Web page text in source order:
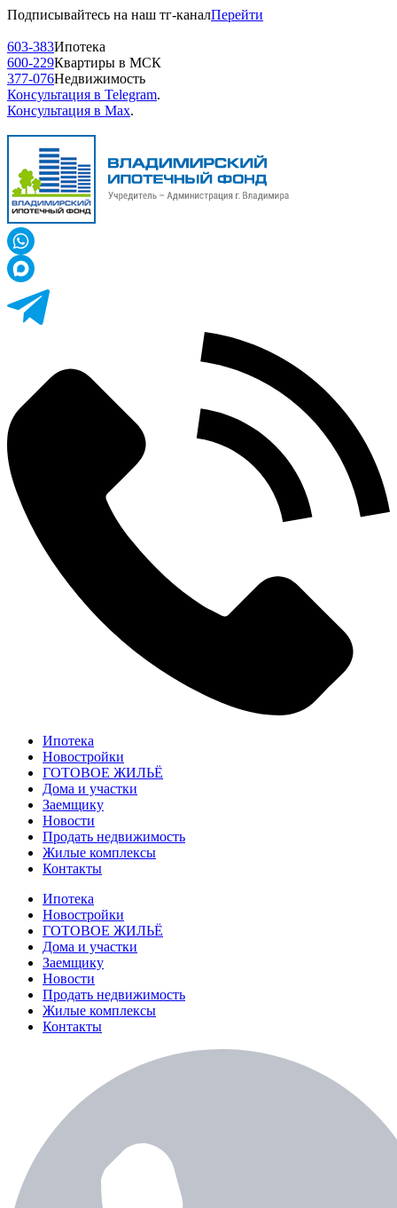
Подписывайтесь на наш тг-каналПерейти
603-383Ипотека
600-229Квартиры в МСК
377-076Недвижимость
Консультация в Telegram.
Консультация в Max.
Ипотека
Новостройки
ГОТОВОЕ ЖИЛЬЁ
Дома и участки
Заемщику
Новости
Продать недвижимость
Жилые комплексы
Контакты
Ипотека
Новостройки
ГОТОВОЕ ЖИЛЬЁ
Дома и участки
Заемщику
Новости
Продать недвижимость
Жилые комплексы
Контакты